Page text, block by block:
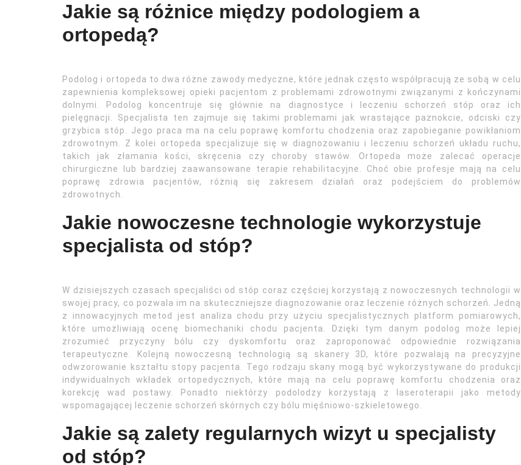
Jakie są różnice między podologiem a
ortopedą?
Podolog i ortopeda to dwa różne zawody medyczne, które jednak często współpracują ze sobą w celu
zapewnienia kompleksowej opieki pacjentom z problemami zdrowotnymi związanymi z kończynami
dolnymi. Podolog koncentruje się głównie na diagnostyce i leczeniu schorzeń stóp oraz ich
pielęgnacji. Specjalista ten zajmuje się takimi problemami jak wrastające paznokcie, odciski czy
grzybica stóp. Jego praca ma na celu poprawę komfortu chodzenia oraz zapobieganie powikłaniom
zdrowotnym. Z kolei ortopeda specjalizuje się w diagnozowaniu i leczeniu schorzeń układu ruchu,
takich jak złamania kości, skręcenia czy choroby stawów. Ortopeda może zalecać operacje
chirurgiczne lub bardziej zaawansowane terapie rehabilitacyjne. Choć obie profesje mają na celu
poprawę zdrowia pacjentów, różnią się zakresem działań oraz podejściem do problemów
zdrowotnych.
Jakie nowoczesne technologie wykorzystuje
specjalista od stóp?
W dzisiejszych czasach specjaliści od stóp coraz częściej korzystają z nowoczesnych technologii w
swojej pracy, co pozwala im na skuteczniejsze diagnozowanie oraz leczenie różnych schorzeń. Jedną
z innowacyjnych metod jest analiza chodu przy użyciu specjalistycznych platform pomiarowych,
które umożliwiają ocenę biomechaniki chodu pacjenta. Dzięki tym danym podolog może lepiej
zrozumieć przyczyny bólu czy dyskomfortu oraz zaproponować odpowiednie rozwiązania
terapeutyczne. Kolejną nowoczesną technologią są skanery 3D, które pozwalają na precyzyjne
odwzorowanie kształtu stopy pacjenta. Tego rodzaju skany mogą być wykorzystywane do produkcji
indywidualnych wkładek ortopedycznych, które mają na celu poprawę komfortu chodzenia oraz
korekcję wad postawy. Ponadto niektórzy podolodzy korzystają z laseroterapii jako metody
wspomagającej leczenie schorzeń skórnych czy bólu mięśniowo-szkieletowego.
Jakie są zalety regularnych wizyt u specjalisty
od stóp?